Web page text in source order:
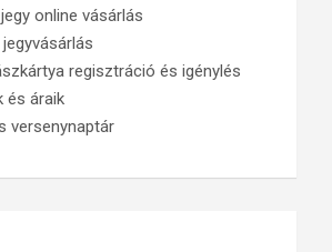
online vásárlás
regisztráció és igénylés
és áraik
versenynaptár